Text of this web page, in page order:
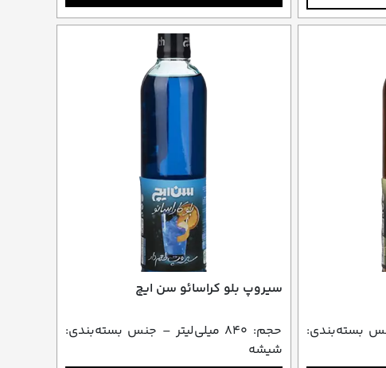
– جنس بسته‌بندی:
سیروپ بلو کراسائو سن ایچ
حجم: ۸۴۰ میلی‌لیتر – جنس بسته‌بندی:
شیشه